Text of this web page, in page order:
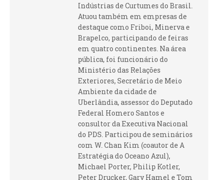
Indústrias de Curtumes do Brasil.
Atuou também em empresas de
destaque como Friboi, Minerva e
Brapelco, participando de feiras
em quatro continentes. Na área
pública, foi funcionário do
Ministério das Relações
Exteriores, Secretário de Meio
Ambiente da cidade de
Uberlândia, assessor do Deputado
Federal Homero Santos e
consultor da Executiva Nacional
do PDS. Participou de seminários
com W. Chan Kim (coautor de A
Estratégia do Oceano Azul),
Michael Porter, Philip Kotler,
Peter Drucker, Gary Hamel e Tom